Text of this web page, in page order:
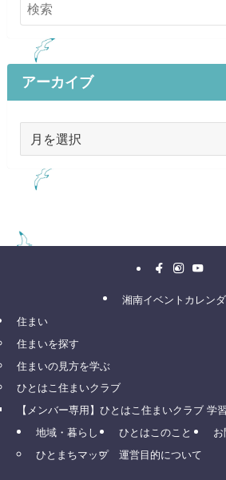
アーカイブ
湘南イベントカレン
住まい
住まいを探す
住まいの見方を学ぶ
ひとはこ住まいクラブ
【メンバー専用】ひとはこ住まいクラブ 学
地域・暮らし
ひとまちマップ
ひとはこのこと
運営目的について